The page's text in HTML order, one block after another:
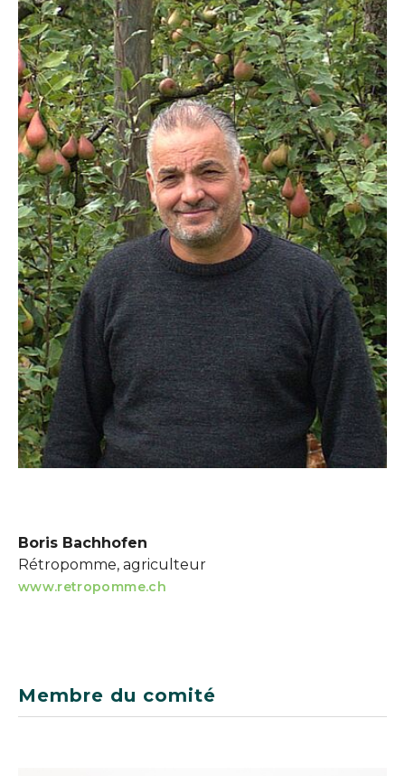
Boris Bachhofen
Rétropomme, agriculteur
www.retropomme.ch
Membre du comité